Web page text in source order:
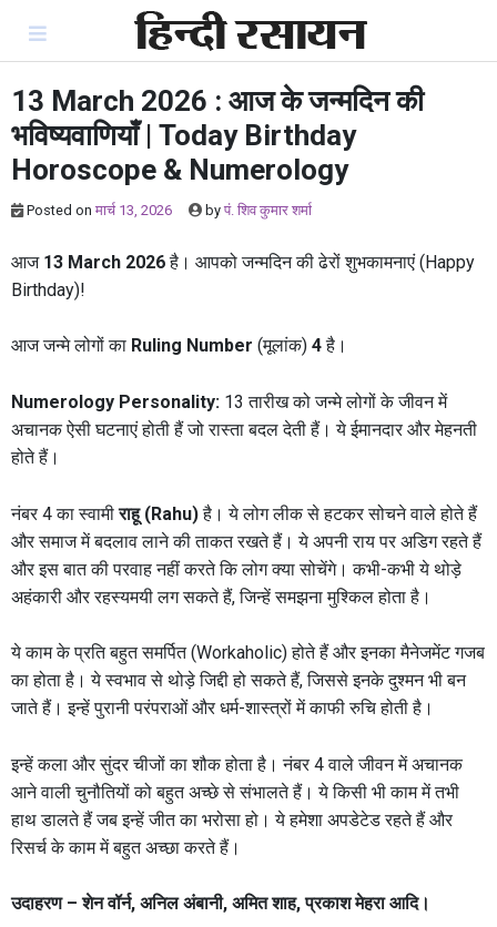
content
13 March 2026 : आज के जन्मदिन की
भविष्यवाणियाँ | Today Birthday
Horoscope & Numerology
Posted on मार्च 13, 2026 by पं. शिव कुमार शर्मा
आज 13 March 2026है। आपको जन्मदिन की ढेरों शुभकामनाएं (Happy
Birthday)!
आज जन्मे लोगों का Ruling Number (मूलांक) 4है।
Numerology Personality: 13 तारीख को जन्मे लोगों के जीवन में
अचानक ऐसी घटनाएं होती हैं जो रास्ता बदल देती हैं। ये ईमानदार और मेहनती
होते हैं।
नंबर 4 का स्वामीराहू (Rahu)है। ये लोग लीक से हटकर सोचने वाले होते हैं
और समाज में बदलाव लाने की ताकत रखते हैं। ये अपनी राय पर अडिग रहते हैं
और इस बात की परवाह नहीं करते कि लोग क्या सोचेंगे। कभी-कभी ये थोड़े
अहंकारी और रहस्यमयी लग सकते हैं, जिन्हें समझना मुश्किल होता है।
ये काम के प्रति बहुत समर्पित (Workaholic) होते हैं और इनका मैनेजमेंट गजब
का होता है। ये स्वभाव से थोड़े जिद्दी हो सकते हैं, जिससे इनके दुश्मन भी बन
जाते हैं। इन्हें पुरानी परंपराओं और धर्म-शास्त्रों में काफी रुचि होती है।
इन्हें कला और सुंदर चीजों का शौक होता है। नंबर 4 वाले जीवन में अचानक
आने वाली चुनौतियों को बहुत अच्छे से संभालते हैं। ये किसी भी काम में तभी
हाथ डालते हैं जब इन्हें जीत का भरोसा हो। ये हमेशा अपडेटेड रहते हैं और
रिसर्च के काम में बहुत अच्छा करते हैं।
उदाहरण – शेन वॉर्न, अनिल अंबानी, अमित शाह, प्रकाश मेहरा आदि।